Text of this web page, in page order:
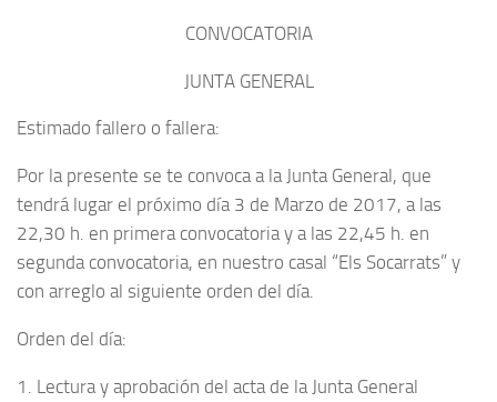
CONVOCATORIA
JUNTA GENERAL
Estimado fallero o fallera:
Por la presente se te convoca a la Junta General, que
tendrá lugar el próximo día 3 de Marzo de 2017, a las
22,30 h. en primera convocatoria y a las 22,45 h. en
segunda convocatoria, en nuestro casal “Els Socarrats” y
con arreglo al siguiente orden del día.
Orden del día:
1. Lectura y aprobación del acta de la Junta General